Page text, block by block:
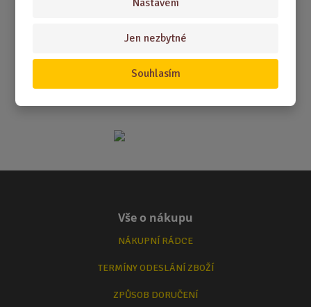
Jen nezbytné
Souhlasím
Vše o nákupu
NÁKUPNÍ RÁDCE
TERMÍNY ODESLÁNÍ ZBOŽÍ
ZPŮSOB DORUČENÍ